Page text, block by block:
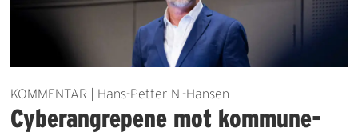
KOMMENTAR | Hans-Petter N.-Hansen
Cyberangrepene mot kommune-